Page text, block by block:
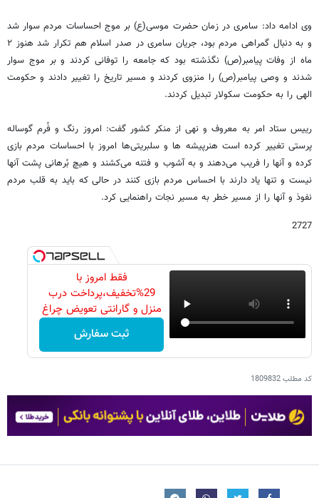
وی ادامه داد: سامری در زمان حضرت موسی(ع) بر موج احساسات مردم سوار شد
و به دنبال گمراهی مردم بود، جریان سامری در صدر اسلام هم تکرار شد هنوز ۲
ماه از وفات پیامبر(ص) نگذشته بود که جامعه را توفانی کردند و بر موج سوار
شدند و وصی پیامبر(ص) را منزوی کردند و مسیر تاریخ را تغییر دادند و حکومت
الهی را به حکومت سکولار تبدیل کردند.
رییس ستاد امر به معروف و نهی از منکر کشور گفت: امروز رنگ و فُرم گوساله
پرستی تغییر کرده است هنرپیشه ها و سلبریتی‌ها امروز با احساسات مردم بازی
کرده و آنها را فریب می‌دهند و به آشوب و فتنه می‌کشند و هیچ بُرهانی پشت آنها
نیست و تنها یاد دارند با احساس مردم بازی کنند در حالی که باید به قلب مردم
نفوذ و آنها را از مسیر خطر به مسیر نجات راهنمایی کرد.
2727
فقط امروز با
29%تخفیف،پرداخت درب
منزل و گارانتی تعویض چراغ
ثبت سفارش
کد مطلب1809832